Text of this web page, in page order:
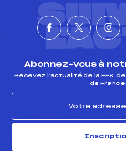
Abonnez-vous à
Recevez l’actualité de la FFS,
de France.